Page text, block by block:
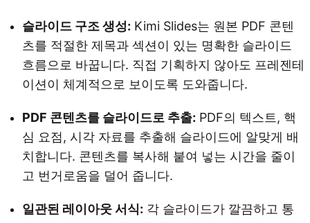
슬라이드 구조 생성: Kimi Slides는 원본 PDF 콘텐
츠를 적절한 제목과 섹션이 있는 명확한 슬라이드
흐름으로 바꿉니다. 직접 기획하지 않아도 프레젠테
이션이 체계적으로 보이도록 도와줍니다.
PDF 콘텐츠를 슬라이드로 추출: PDF의 텍스트, 핵
심 요점, 시각 자료를 추출해 슬라이드에 알맞게 배
치합니다. 콘텐츠를 복사해 붙여 넣는 시간을 줄이
고 번거로움을 덜어 줍니다.
일관된 레이아웃 서식: 각 슬라이드가 깔끔하고 통